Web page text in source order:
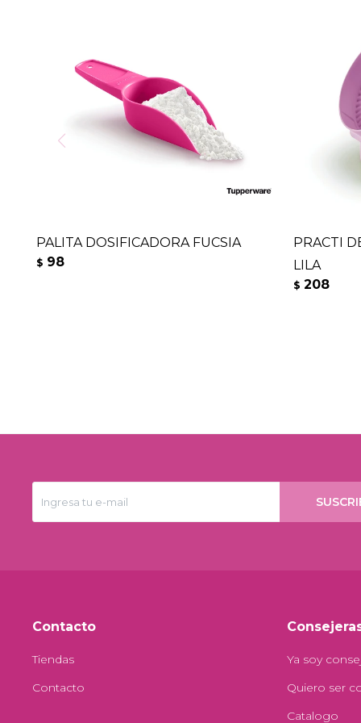
PALITA DOSIFICADORA FUCSIA
$ 98
PRACTI
LILA
$ 208
Contacto
Tiendas
Contacto
Ya soy
Quiero ser
Catalogo